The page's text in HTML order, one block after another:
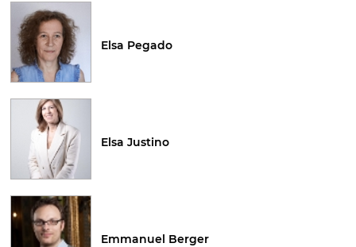
Elsa Pegado
Elsa Justino
Emmanuel Berger